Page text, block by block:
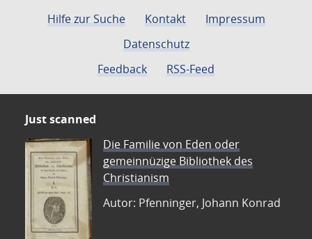
Hilfe zur Suche Kontakt
Impressum
Datenschutz
Feedback
RSS-Feed
Just scanned
Die Familie von Eden oder
gemeinnüzige Bibliothek des
Christianism
Autor: Pfenninger, Johann Konrad